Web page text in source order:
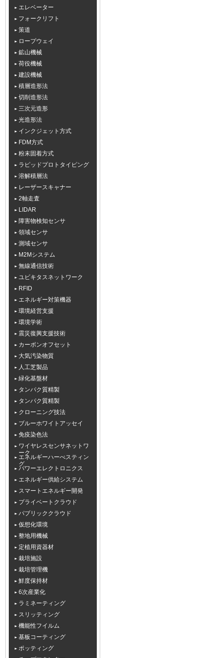
エレベーター
フォークリフト
策道
ロープウェイ
鉱山機械
荷役機械
建設機械
積層造形法
切削造形法
三次元造形
光造形法
インクジェット方式
FDM方式
粉末固着方式
ラピッドプロトタイピング
溶解積層法
レーザースキャナー
2軸走査
LIDAR
障害物検知センサ
領域センサ
測域センサ
M2Mシステム
無線通信技術
ユビキタスネットワーク
RFID
エネルギー対策機器
環境経営支援
環境学術
震災復興支援技術
カーボンオフセット
大気汚染物質
人工芝製品
緑化基盤材
タンパク質精製
タンパク質精製
クローニング技法
ブルーホワイトアッセイ
免疫染色法
ワイヤレスセンサネットワ
ーク
エネルギーハーべスティン
グ
パワーエレクトロニクス
エネルギー供給システム
スマートエネルギー開発
プライベートクラウド
パブリッククラウド
仮想化環境
整地用機械
定植用資器材
栽培施設
栽培管理機
鮮度保持材
6次産業化
ラミネーティング
スリッティング
機能性フイルム
基板コーティング
ポッティング